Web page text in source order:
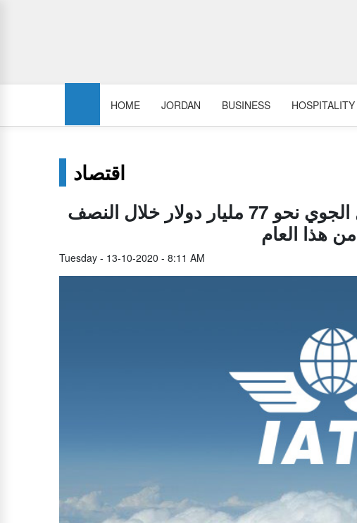
HOME JORDAN BUSINESS HOSPITALITY
اقتصاد
إياتا يحذر من خسارة قطاع النقل الجوي نحو 77 مليار دولار خلال النصف
من هذا العام
Tuesday - 13-10-2020 - 8:11 AM